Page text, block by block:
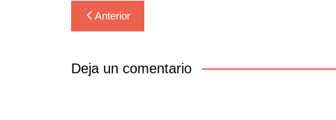
Navegación
de
entradas
Anterior
Deja un comentario